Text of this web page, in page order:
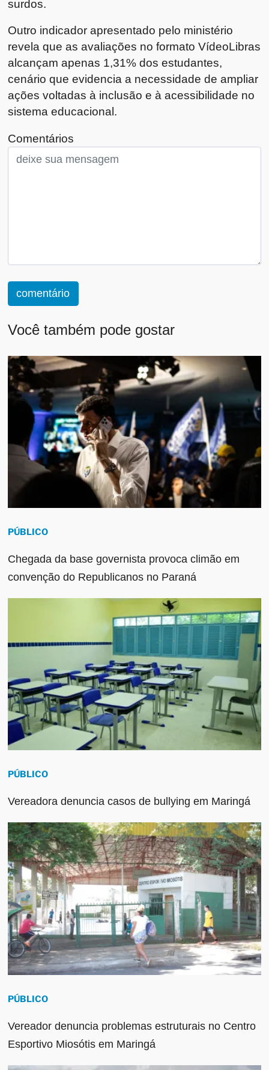
surdos.
Outro indicador apresentado pelo ministério
revela que as avaliações no formato VídeoLibras
alcançam apenas 1,31% dos estudantes,
cenário que evidencia a necessidade de ampliar
ações voltadas à inclusão e à acessibilidade no
sistema educacional.
Comentários
comentário
Você também pode gostar
PÚBLICO
Chegada da base governista provoca climão em
convenção do Republicanos no Paraná
PÚBLICO
Vereadora denuncia casos de bullying em Maringá
PÚBLICO
Vereador denuncia problemas estruturais no Centro
Esportivo Miosótis em Maringá